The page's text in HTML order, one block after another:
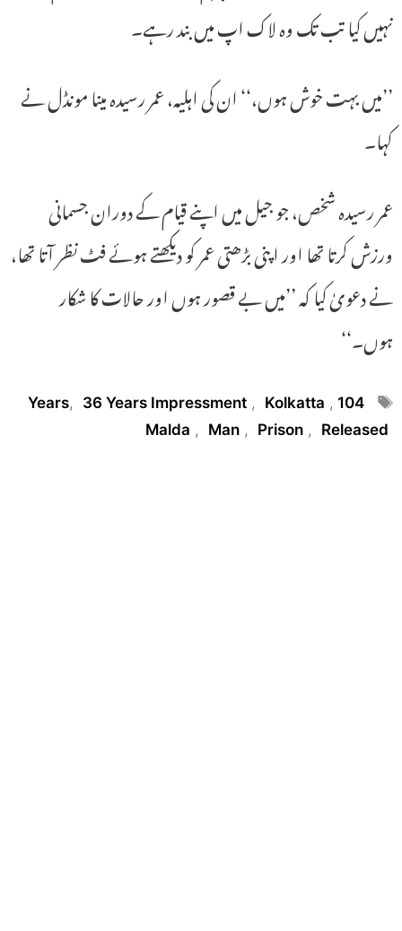
نہیں کیا تب تک وہ لاک اپ میں بند رہے۔
’’میں بہت خوش ہوں،‘‘ ان کی اہلیہ، عمر رسیدہ مینا مونڈل نے
کہا۔
عمر رسیدہ شخص، جو جیل میں اپنے قیام کے دوران جسمانی
ورزش کرتا تھا اور اپنی بڑھتی عمر کو دیکھتے ہوئے فٹ نظر آتا تھا،
نے دعویٰ کیا کہ ’’میں بے قصور ہوں اور حالات کا شکار
ہوں۔‘‘
Tags
104 Years
, 36 Years Impressment , Kolkatta ,
Malda , Man , Prison , Released